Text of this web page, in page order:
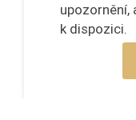
k dispozici.